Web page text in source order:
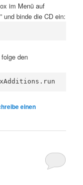
im Menü auf
und binde die CD ein:
den
einen